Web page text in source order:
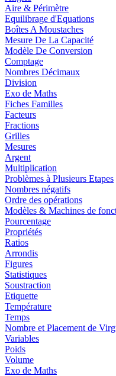
Aire & Périmètre
Equilibrage d'Equations
Boîtes A Moustaches
Mesure De La Capacité
Modèle De Conversion
Comptage
Nombres Décimaux
Division
Exo de Maths
Fiches Familles
Facteurs
Fractions
Grilles
Mesures
Argent
Multiplication
Problèmes à Plusieurs Etapes
Nombres négatifs
Ordre des opérations
Modèles & Machines de
Pourcentage
Propriétés
Ratios
Arrondis
Figures
Statistiques
Soustraction
Etiquette
Température
Temps
Nombre et Placement de
Variables
Poids
Volume
Exo de Maths